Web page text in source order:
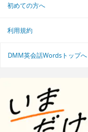
初めての方へ
利用規約
DMM英会話Wordsトップへ